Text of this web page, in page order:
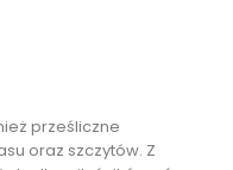
prześliczne
oraz szczytów. Z